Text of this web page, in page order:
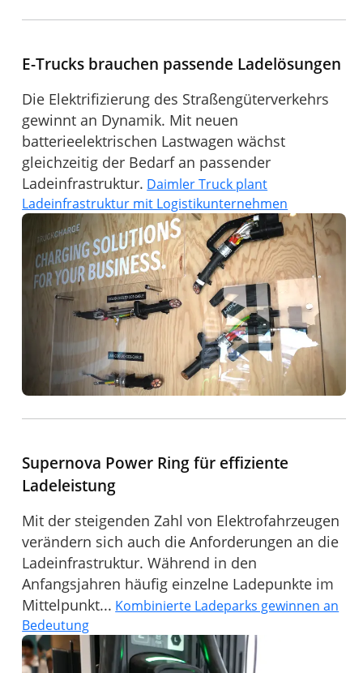
E-Trucks brauchen passende Ladelösungen
Die Elektrifizierung des Straßengüterverkehrs
gewinnt an Dynamik. Mit neuen
batterieelektrischen Lastwagen wächst
gleichzeitig der Bedarf an passender
Ladeinfrastruktur. Daimler Truck plant
Ladeinfrastruktur mit Logistikunternehmen
Supernova Power Ring für effiziente
Ladeleistung
Mit der steigenden Zahl von Elektrofahrzeugen
verändern sich auch die Anforderungen an die
Ladeinfrastruktur. Während in den
Anfangsjahren häufig einzelne Ladepunkte im
Mittelpunkt... Kombinierte Ladeparks gewinnen an
Bedeutung